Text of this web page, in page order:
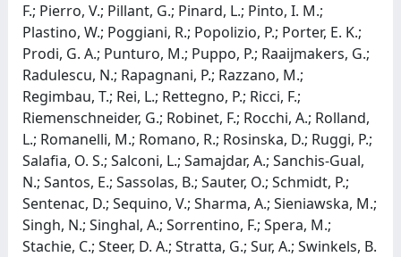
F.; Pierro, V.; Pillant, G.; Pinard, L.; Pinto, I. M.;
Plastino, W.; Poggiani, R.; Popolizio, P.; Porter, E. K.;
Prodi, G. A.; Punturo, M.; Puppo, P.; Raaijmakers, G.;
Radulescu, N.; Rapagnani, P.; Razzano, M.;
Regimbau, T.; Rei, L.; Rettegno, P.; Ricci, F.;
Riemenschneider, G.; Robinet, F.; Rocchi, A.; Rolland,
L.; Romanelli, M.; Romano, R.; Rosinska, D.; Ruggi, P.;
Salafia, O. S.; Salconi, L.; Samajdar, A.; Sanchis-Gual,
N.; Santos, E.; Sassolas, B.; Sauter, O.; Schmidt, P.;
Sentenac, D.; Sequino, V.; Sharma, A.; Sieniawska, M.;
Singh, N.; Singhal, A.; Sorrentino, F.; Spera, M.;
Stachie, C.; Steer, D. A.; Stratta, G.; Sur, A.; Swinkels, B.